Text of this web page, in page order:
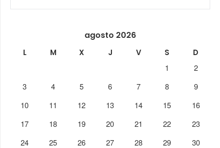
agosto 2026
L M X J V S
D
1
2
3
4 5 6 7 8
9
10
11 12 13 14 15
16
17
18 19 20 21 22
23
24
25 26 27 28 29
30